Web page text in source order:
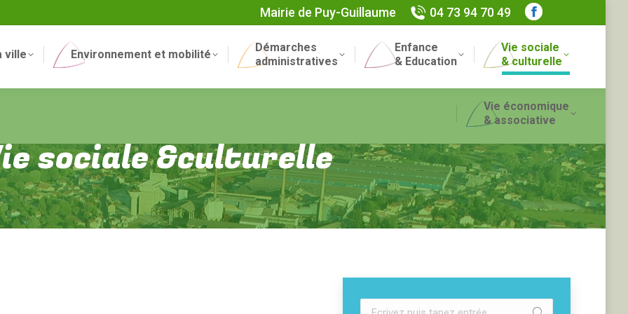
Mairie de Puy-Guillaume 04 73 94 70 49
Facebook
opens
in
new
window
ville Environnement et mobilité
Démarches
administratives
Enfance
& Education
Vie sociale
& culturelle
Vie économique
& associative
sociale &culturelle
Recherche